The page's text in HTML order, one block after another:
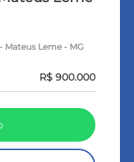
Mateus Leme - MG
R$ 900.000